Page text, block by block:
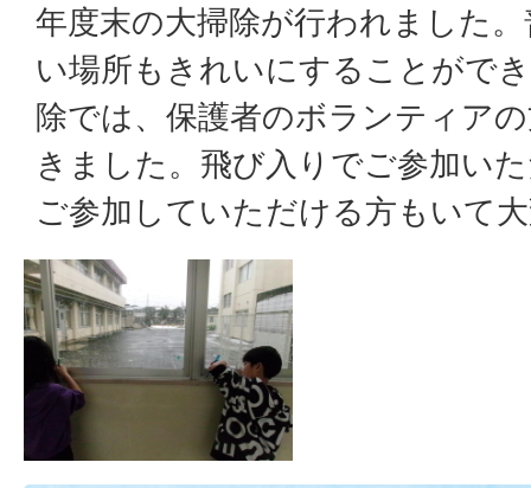
年度末の大掃除が行われました
い場所もきれいにすることがで
除では、保護者のボランティア
きました。飛び入りでご参加い
ご参加していただける方もいて